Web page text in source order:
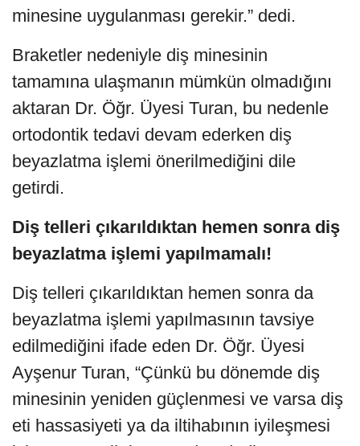
minesine uygulanması gerekir.” dedi.
Braketler nedeniyle diş minesinin
tamamına ulaşmanın mümkün olmadığını
aktaran Dr. Öğr. Üyesi Turan, bu nedenle
ortodontik tedavi devam ederken diş
beyazlatma işlemi önerilmediğini dile
getirdi.
Diş telleri çıkarıldıktan hemen sonra diş
beyazlatma işlemi yapılmamalı!
Diş telleri çıkarıldıktan hemen sonra da
beyazlatma işlemi yapılmasının tavsiye
edilmediğini ifade eden Dr. Öğr. Üyesi
Ayşenur Turan, “Çünkü bu dönemde diş
minesinin yeniden güçlenmesi ve varsa diş
eti hassasiyeti ya da iltihabının iyileşmesi